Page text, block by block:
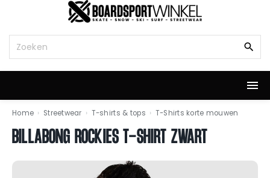
r
e
k
a
Home › Streetwear › T-shirts & tops › T-Shirts korte mouwen
BILLABONG ROCKIES T-SHIRT ZWART